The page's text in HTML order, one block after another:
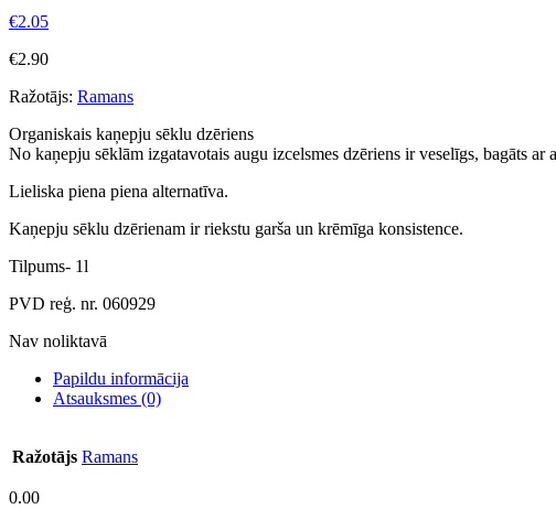
€2.05
€2.90
Ražotājs: Ramans
Organiskais kaņepju sēklu dzēriens
No kaņepju sēklām izgatavotais augu izcelsmes dzēriens ir veselīgs, bagāts
Lieliska piena piena alternatīva.
Kaņepju sēklu dzērienam ir riekstu garša un krēmīga konsistence.
Tilpums- 1l
PVD reģ. nr. 060929
Nav noliktavā
Papildu informācija
Atsauksmes (0)
Ražotājs Ramans
0.00